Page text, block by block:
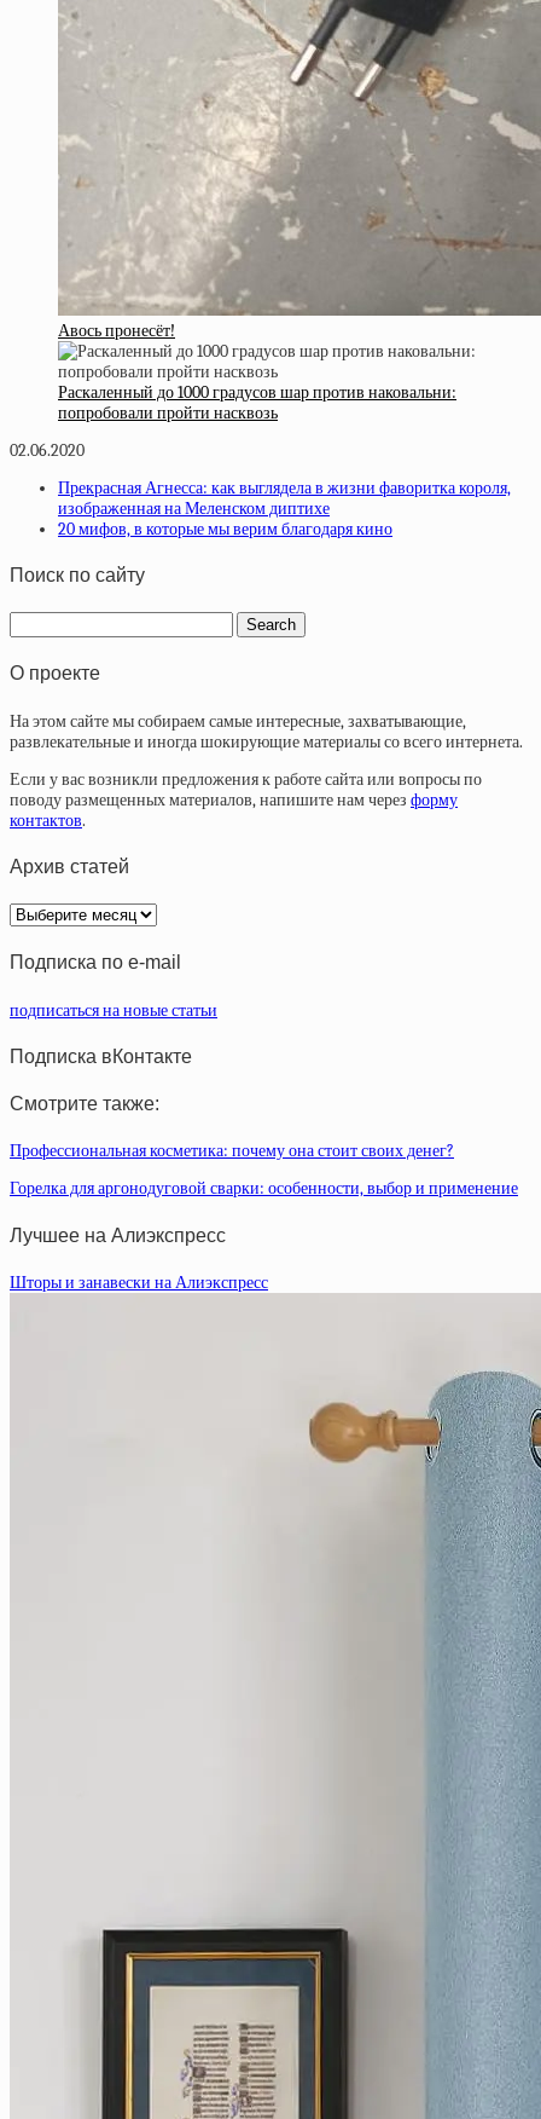
Авось пронесёт!
Раскаленный до 1000 градусов шар против наковальни:
попробовали пройти насквозь
02.06.2020
Прекрасная Агнесса: как выглядела в жизни фаворитка короля,
изображенная на Меленском диптихе
20 мифов, в которые мы верим благодаря кино
Поиск по сайту
О проекте
На этом сайте мы собираем самые интересные, захватывающие,
развлекательные и иногда шокирующие материалы со всего интернета.
Если у вас возникли предложения к работе сайта или вопросы по
поводу размещенных материалов, напишите нам через форму
контактов.
Архив статей
Архив
статей
Подписка по e-mail
подписаться на новые статьи
Подписка вКонтакте
Смотрите также:
Профессиональная косметика: почему она стоит своих денег?
Горелка для аргонодуговой сварки: особенности, выбор и применение
Лучшее на Алиэкспресс
Шторы и занавески на Алиэкспресс